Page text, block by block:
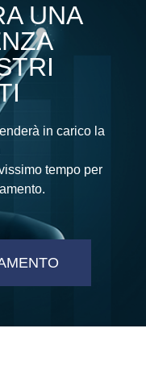
UNA
in carico la
tempo per